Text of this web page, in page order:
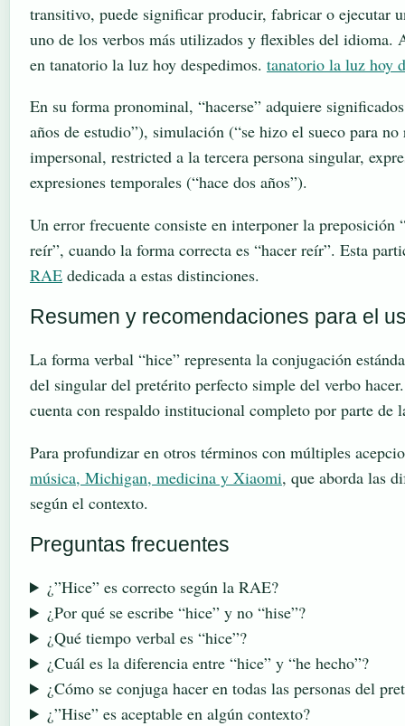
transitivo, puede significar producir, fabricar o ejecutar
uno de los verbos más utilizados y flexibles del
en tanatorio la luz hoy despedimos. tanatorio la luz hoy
En su forma pronominal, “hacerse” adquiere
años de estudio”), simulación (“se hizo el sueco para
impersonal, restricted a la tercera persona singular,
expresiones temporales (“hace dos años”).
Un error frecuente consiste en interponer la
reír”, cuando la forma correcta es “hacer reír”. Esta
RAE dedicada a estas distinciones.
Resumen y recomendaciones para el
La forma verbal “hice” representa la conjugación
del singular del pretérito perfecto simple del verbo
cuenta con respaldo institucional completo por parte
Para profundizar en otros términos con múltiples
música, Michigan, medicina y Xiaomi, que aborda las
según el contexto.
Preguntas frecuentes
¿”Hice” es correcto según la RAE?
¿Por qué se escribe “hice” y no “hise”?
¿Qué tiempo verbal es “hice”?
¿Cuál es la diferencia entre “hice” y “he hecho”?
¿Cómo se conjuga hacer en todas las personas del
¿”Hise” es aceptable en algún contexto?